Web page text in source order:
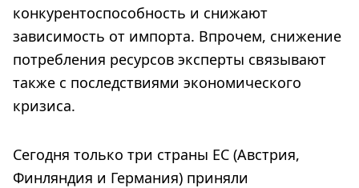
конкурентоспособность и снижают
зависимость от импорта. Впрочем, снижение
потребления ресурсов эксперты связывают
также с последствиями экономического
кризиса.
Сегодня только три страны ЕС (Австрия,
Финляндия и Германия) приняли